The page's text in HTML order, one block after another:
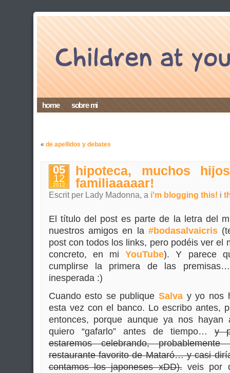
home sobre mi
« de apellidos y debates
05
12
2012
hipoteca, muchos
familiaaaaar!
Escrit per Lady Madonna, a i'm blogging this! i
El título del post es parte de la letra del
nuestros amigos en la #bodasalvaicris
post con todos los links, pero podéis ver el
concreto, en miYouTube). Y parece
cumplirse la primera de las
inesperada :)
Cuando esto se publiqueSalva y yo nos
esta vez con el banco. Lo escribo antes,
entonces, porque aunque ya nos hayan
quiero “gafarlo” antes de tiempo…y
estaremos celebrando,
restaurante favorito de Mataró… y casi
contamos los japoneses xDD).veis por